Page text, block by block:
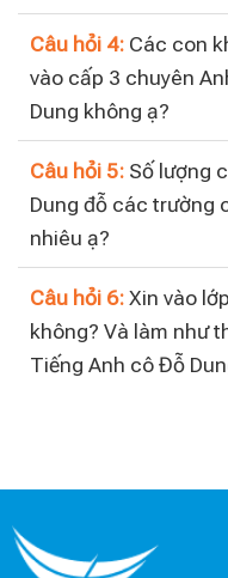
Câu hỏi 4: Các con
vào cấp 3 chuyên
Dung không ạ?
Câu hỏi 5: Số lượng
Dung đỗ các trường
nhiêu ạ?
Câu hỏi 6: Xin vào
không? Và làm như
Tiếng Anh cô Đỗ